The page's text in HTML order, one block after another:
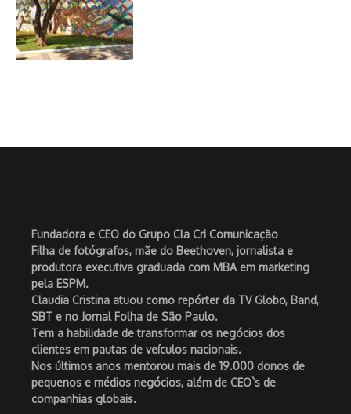
Fundadora e CEO do Grupo Cla Cri Comunicação
Filha de fotógrafos, mãe do Beethoven, jornalista e
produtora executiva graduada com MBA em marketing
pela ESPM.
Claudia Cristina atuou como repórter da TV Globo, Band,
SBT e no Jornal Folha de São Paulo.
Tem a habilidade de transformar os negócios dos
clientes em pautas de veículos nacionais.
Nos últimos anos mentorou mais de 19.000 donos de
pequenos e médios negócios, além de CEO`s de
companhias globais.